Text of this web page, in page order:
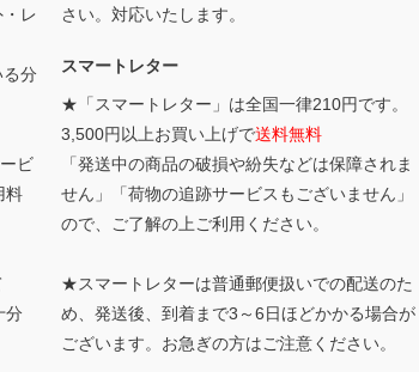
レ
分
ビ
料
分
さい。対応いたします。
スマートレター
★「スマートレター」は全国一律210円です。
3,500円以上お買い上げで送料無料
「発送中の商品の破損や紛失などは保障されま
せん」「荷物の追跡サービスもございません」
ので、ご了解の上ご利用ください。
★スマートレターは普通郵便扱いでの配送のた
め、発送後、到着まで3～6日ほどかかる場合が
ございます。お急ぎの方はご注意ください。